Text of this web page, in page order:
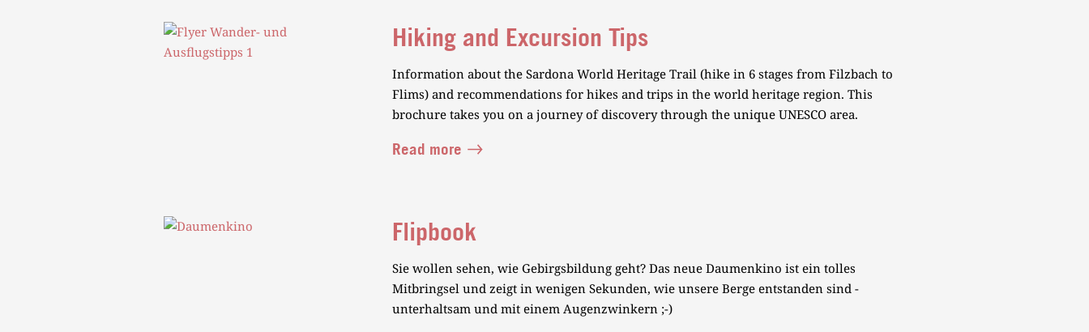
Hiking and Excursion Tips
Information about the Sardona World Heritage Trail (hike in 6 stages from Filzbach to
Flims) and recommendations for hikes and trips in the world heritage region. This
brochure takes you on a journey of discovery through the unique UNESCO area.
Read more
Flipbook
Sie wollen sehen, wie Gebirgsbildung geht? Das neue Daumenkino ist ein tolles
Mitbringsel und zeigt in wenigen Sekunden, wie unsere Berge entstanden sind -
unterhaltsam und mit einem Augenzwinkern ;-)